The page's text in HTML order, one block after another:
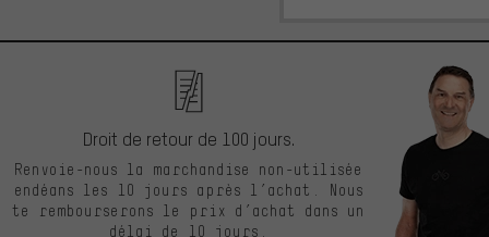
Droit de retour de 100 jours.
Renvoie-nous la marchandise non-utilisée
endéans les 10 jours après l’achat. Nous
te rembourserons le prix d’achat dans un
délai de 10 jours.